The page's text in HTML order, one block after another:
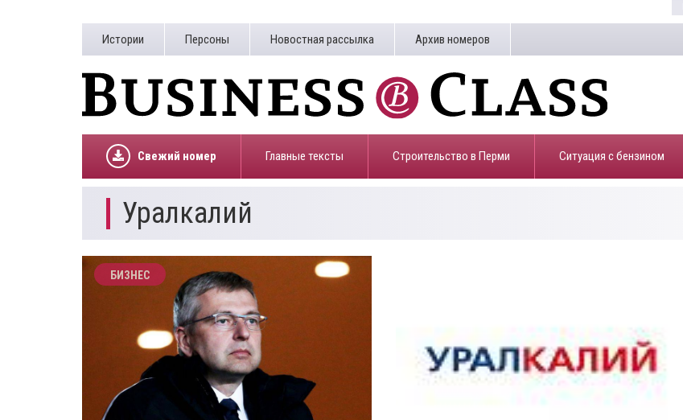
Истории Персоны Новостная рассылка Архив номеров
Свежий номер Главные тексты Строительство в Перми ​Ситуация с бензином
Уралкалий
БИЗНЕС